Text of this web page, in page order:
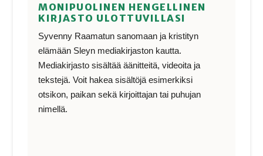
MONIPUOLINEN HENGELLINEN
KIRJASTO ULOTTUVILLASI
Syvenny Raamatun sanomaan ja kristityn
elämään Sleyn mediakirjaston kautta.
Mediakirjasto sisältää äänitteitä, videoita ja
tekstejä. Voit hakea sisältöjä esimerkiksi
otsikon, paikan sekä kirjoittajan tai puhujan
nimellä.